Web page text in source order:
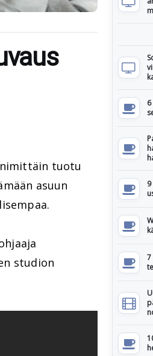
tuotu
asuun
studion
7